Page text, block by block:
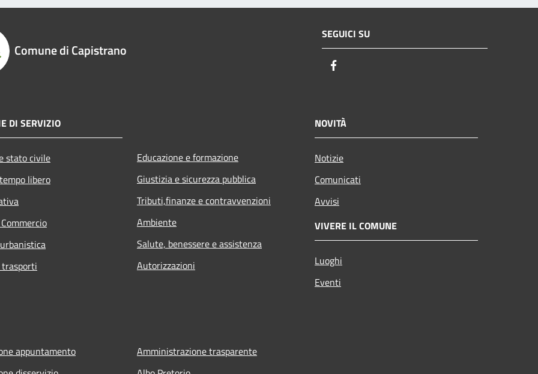
Comune di Capistrano
SEGUICI SU
DI SERVIZIO
stato civile
libero
Educazione e formazione
Giustizia e sicurezza pubblica
Tributi,finanze e contravvenzioni
Ambiente
Salute, benessere e assistenza
Autorizzazioni
NOVITÀ
Notizie
Comunicati
Avvisi
VIVERE IL COMUNE
Luoghi
Eventi
appuntamento
Amministrazione trasparente